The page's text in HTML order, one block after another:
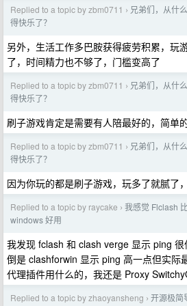
Replied to a topic by zbm0711 › 兄弟们，从什
得快乐了？
另外，生活工作多巴胺获得疲劳积累，玩
了，时间精力也不够了，门槛变高了
Replied to a topic by zbm0711 › 兄弟们，从什
得快乐了？
刷子游戏肯定是需要有人陪最好的，简单
Replied to a topic by zbm0711 › 兄弟们，从什
得快乐了？
因为你玩的都是刷子游戏，玩多了就腻了
Replied to a topic by raycake › 我感觉 Flclash
windows 好用
我发现 fclash 和 clash verge 显示 ping
倒是 clashforwin 显示 ping 高一点但实际
代理插件用什么的，我还是 Proxy
Replied to a topic by zhaoyansheng › 开源极简